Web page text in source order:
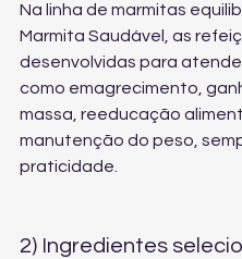
Na linha de marmitas
Marmita Saudável
, as
desenvolvidas para
como emagrecimento,
massa, reeducação
manutenção do peso,
praticidade.
2) Ingredientes